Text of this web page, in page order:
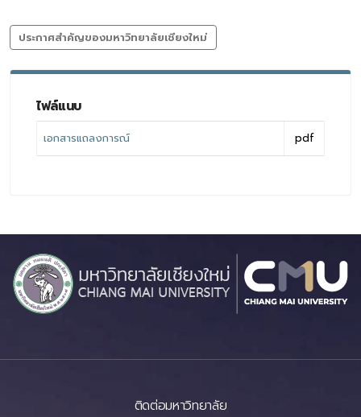
ประกาศสำคัญของมหาวิทยาลัยเชียงใหม่
ไฟล์แนบ
เอกสารแถลงการณ์ pdf
ติดต่อมหาวิทยาลัย